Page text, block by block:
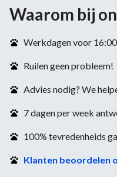
Waarom bij
Werkdagen voor
Ruilen geen probleem!
Advies nodig? We
7 dagen per week
100% tevredenheids
Klanten beoordelen